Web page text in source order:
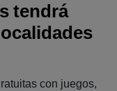
tendrá
con juegos,